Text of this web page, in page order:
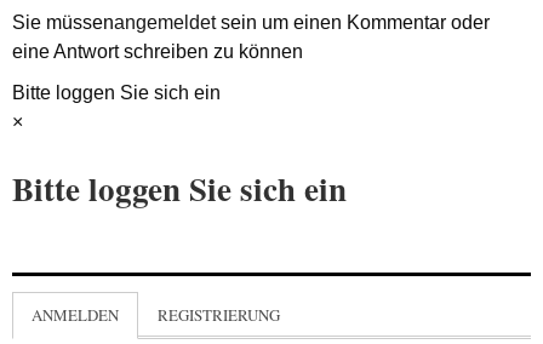
Sie müssenangemeldetsein um einen Kommentar oder
eine Antwort schreiben zu können
Bitte loggen Sie sich ein
×
Bitte loggen Sie sich ein
ANMELDEN REGISTRIERUNG